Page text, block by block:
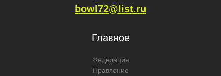
bowl72@list.ru
Главное
Федерация
Правление